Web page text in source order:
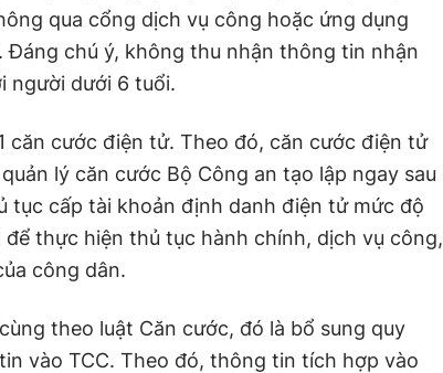
qua cổng dịch vụ công hoặc ứng dụng
Đáng chú ý, không thu nhận thông tin nhận
người dưới 6 tuổi.
căn cước điện tử. Theo đó, căn cước điện tử
lý căn cước Bộ Công an tạo lập ngay sau
tục cấp tài khoản định danh điện tử mức độ
thực hiện thủ tục hành chính, dịch vụ công,
công dân.
theo luật Căn cước, đó là bổ sung quy
vào TCC. Theo đó, thông tin tích hợp vào